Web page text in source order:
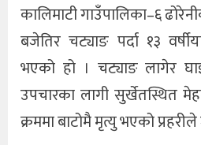
कालिमाटी गाउँपालिका–६
बजेतिर चट्याङ पर्दा १३
भएको हो । चट्याङ लागेर
उपचारका लागी सुर्खेतस्थित
क्रममा बाटोमै मृत्यु भएको